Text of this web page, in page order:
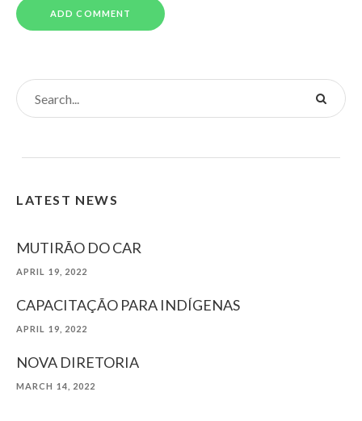
LATEST NEWS
MUTIRÃO DO CAR
APRIL 19, 2022
CAPACITAÇÃO PARA INDÍGENAS
APRIL 19, 2022
NOVA DIRETORIA
MARCH 14, 2022